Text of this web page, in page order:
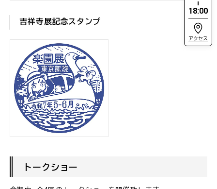
18:00
アクセス
吉祥寺展記念スタンプ
トークショー